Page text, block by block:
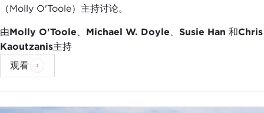
（Molly O'Toole）主持讨论。
由Molly O'Toole Michael W. Doyle Susie Han 和Chris
Kaoutzanis主持
观看